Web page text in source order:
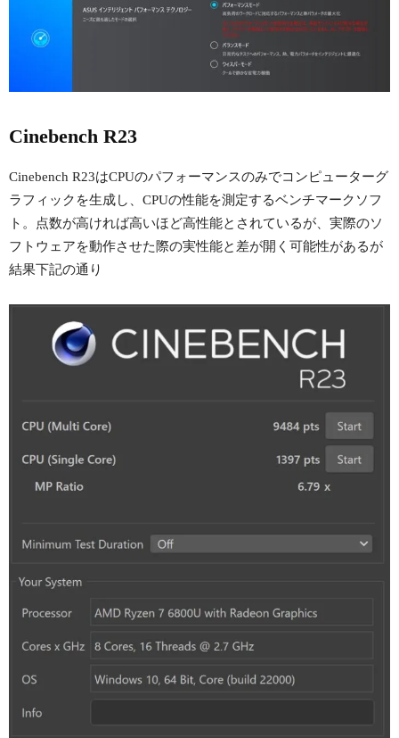
Cinebench R23
Cinebench R23はCPUのパフォーマンスのみでコンピューターグ
ラフィックを生成し、CPUの性能を測定するベンチマークソフ
ト。点数が高ければ高いほど高性能とされているが、実際のソ
フトウェアを動作させた際の実性能と差が開く可能性があるが
結果下記の通り